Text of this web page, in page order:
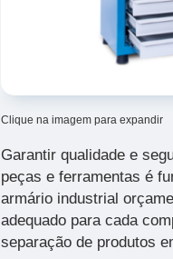
Clique na imagem para expandir
Garantir qualidade e
peças e ferramentas é
armário industrial
adequado para cada
separação de produtos